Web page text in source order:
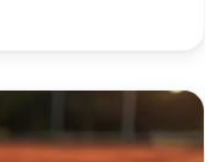
ein neuer Treffpunkt